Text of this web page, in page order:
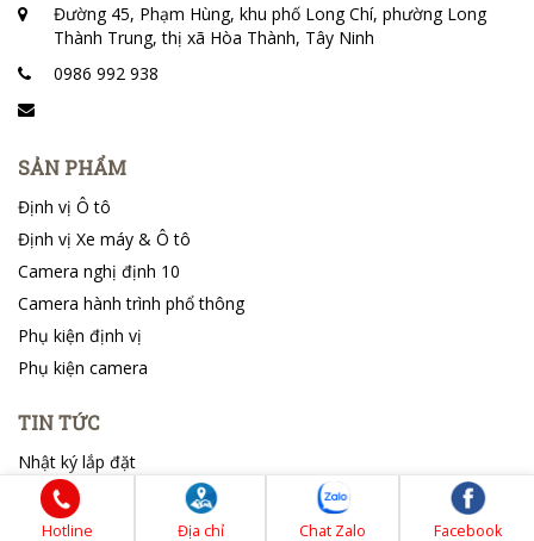
Đường 45, Phạm Hùng, khu phố Long Chí, phường Long
Thành Trung, thị xã Hòa Thành, Tây Ninh
0986 992 938
SẢN PHẨM
Định vị Ô tô
Định vị Xe máy & Ô tô
Camera nghị định 10
Camera hành trình phổ thông
Phụ kiện định vị
Phụ kiện camera
TIN TỨC
Nhật ký lắp đặt
Tin tổng hợp
Hotline Địa chỉ Chat Zalo Facebook